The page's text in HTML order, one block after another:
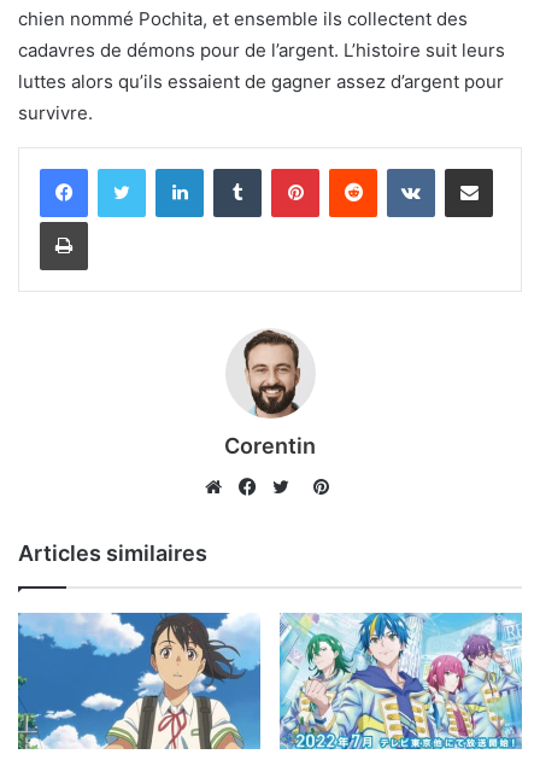
chien nommé Pochita, et ensemble ils collectent des
cadavres de démons pour de l’argent. L’histoire suit leurs
luttes alors qu’ils essaient de gagner assez d’argent pour
survivre.
LinkedinTumblr PinterestReddit VKontaktePartager par email
Imprimer
Corentin
Pinterest
Articles similaires